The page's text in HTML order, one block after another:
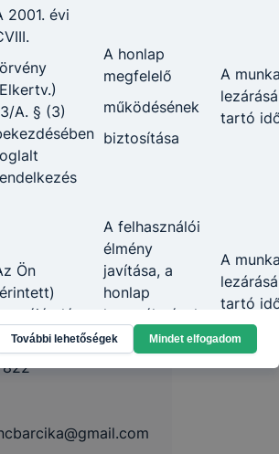
Iskola és
Irinyi János út 1.
2001. évi
A. § (3)
A honlap
megfelelő
működésének
biztosítása
A
tartó
Ön
A felhasználói
élmény
javítása, a
honlap
használatának
kényelmesebbé
tétele
A
tartó
12
Ön
gyűjtése
További lehetőségek Mindet elfogadom